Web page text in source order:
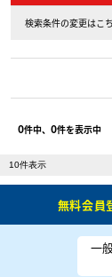
検索条件の変更はこ
0件中、 0件を表示中
無料会員
一